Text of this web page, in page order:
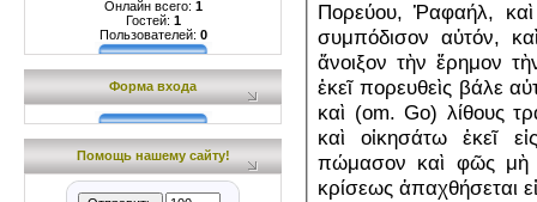
Онлайн всего: 1
Гостей: 1
Пользователей: 0
Форма входа
Помощь нашему сайту!
Πορεύου, Ῥαφαήλ,
συμπόδισον αὐτόν,
ἄνοιξον τὴν ἔρημον
ἐκεῖ πορευθεὶς βάλε
καὶ (om. Go) λίθους
καὶ οἰκησάτω ἐκεῖ
πώμασον καὶ φῶς μὴ
κρίσεως ἀπαχθήσεται